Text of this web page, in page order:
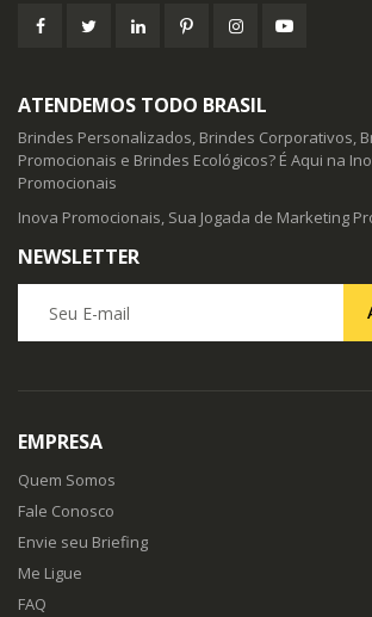
ATENDEMOS TODO BRASIL
Brindes Personalizados, Brindes Corporativos,
Promocionais e Brindes Ecológicos? É Aqui na
Promocionais
Inova Promocionais, Sua Jogada de Marketing
NEWSLETTER
EMPRESA
Quem Somos
Fale Conosco
Envie seu Briefing
Me Ligue
FAQ